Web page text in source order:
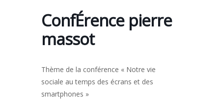
ConfÉrence pierre
massot
Thème de la conférence « Notre vie
sociale au temps des écrans et des
smartphones »